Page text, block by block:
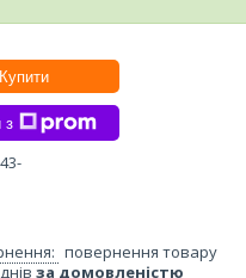
Купити
з
повернення товару
за домовленістю